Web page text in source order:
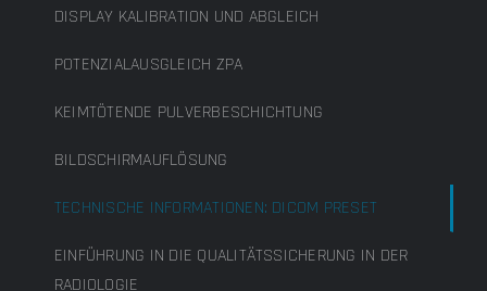
DISPLAY KALIBRATION UND ABGLEICH
POTENZIALAUSGLEICH ZPA
KEIMTÖTENDE PULVERBESCHICHTUNG
BILDSCHIRMAUFLÖSUNG
TECHNISCHE INFORMATIONEN: DICOM PRESET
EINFÜHRUNG IN DIE QUALITÄTSSICHERUNG IN DER
RADIOLOGIE